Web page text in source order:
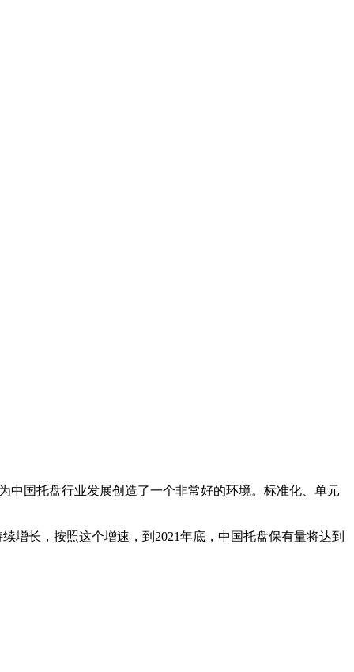
中国托盘行业发展创造了一个非常好的环境。标准化、单元
增长，按照这个增速，到2021年底，中国托盘保有量将达到